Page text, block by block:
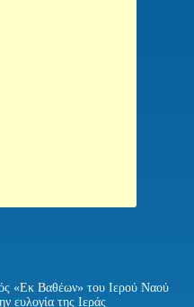
«Εκ Βαθέων» του Ιερού Ναού
ευλογία της Ιεράς